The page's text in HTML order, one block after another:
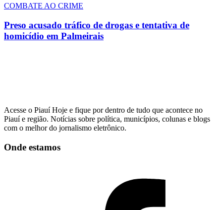
COMBATE AO CRIME
Preso acusado tráfico de drogas e tentativa de
homicídio em Palmeirais
Acesse o Piauí Hoje e fique por dentro de tudo que acontece no
Piauí e região. Notícias sobre política, municípios, colunas e blogs
com o melhor do jornalismo eletrônico.
Onde estamos